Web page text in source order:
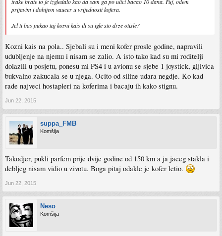
prijavim i dobijem vaucer u vrijednosti kofera.
Jel ti bas pukao taj kozni kais ili su igle sto drze otisle?
Kozni kais na pola.. Sjebali su i meni kofer prosle godine, napravili
udubljenje na njemu i nisam se zalio. A isto tako kad su mi roditelji
dolazili u posjetu, ponesu mi PS4 i u avionu se sjebe 1 joystick, gljivica
bukvalno zakucala se u njega. Ocito od siline udara negdje. Ko kad
rade najveci hostapleri na koferima i bacaju ih kako stignu.
Jun 22, 2015
suppa_FMB
Komšija
Takodjer, pukli parfem prije dvije godine od 150 km a ja jaceg stakla i
debljeg nisam vidio u zivotu. Boga pitaj odakle je kofer letio.
Jun 22, 2015
Neso
Komšija